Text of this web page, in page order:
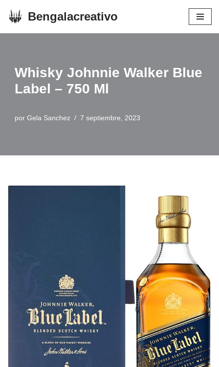
Bengalacreativo
Whisky Johnnie Walker Blue
Label – 750 Ml
por Gela Sanchez 7 septiembre, 2023